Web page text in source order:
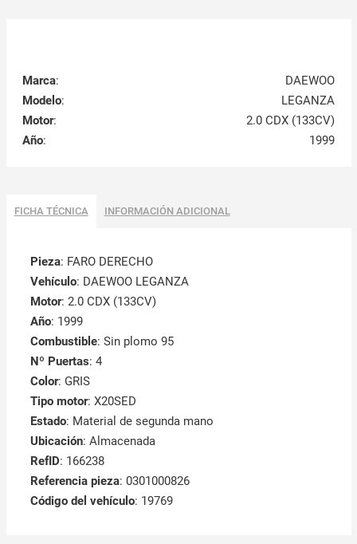
Marca:
DAEWOO
Modelo:
LEGANZA
Motor:
2.0 CDX (133CV)
Año: 1999
FICHA TÉCNICA INFORMACIÓN ADICIONAL
Pieza: FARO DERECHO
Vehículo: DAEWOO LEGANZA
Motor: 2.0 CDX (133CV)
Año: 1999
Combustible: Sin plomo 95
Nº Puertas: 4
Color: GRIS
Tipo motor: X20SED
Estado: Material de segunda mano
Ubicación: Almacenada
RefID: 166238
Referencia pieza: 0301000826
Código del vehículo: 19769